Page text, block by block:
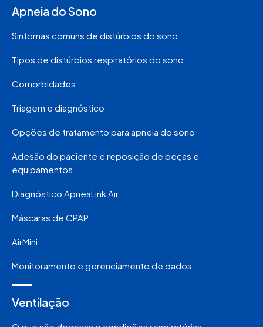
Apneia do Sono
Sintomas comuns de distúrbios do sono
Tipos de distúrbios respiratórios do sono
Comorbidades
Triagem e diagnóstico
Opções de tratamento para apneia do sono
Adesão do paciente e reposição de peças e
equipamentos
Diagnóstico ApneaLink Air
Máscaras de CPAP
AirMini
Monitoramento e gerenciamento de dados
Ventilação